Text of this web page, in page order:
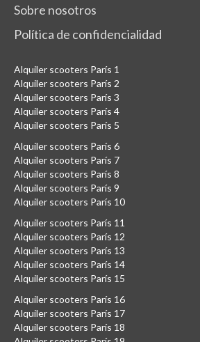
Sobre nosotros
Política de confidencialidad
Alquiler scooters París 1
Alquiler scooters París 2
Alquiler scooters París 3
Alquiler scooters París 4
Alquiler scooters París 5
Alquiler scooters París 6
Alquiler scooters París 7
Alquiler scooters París 8
Alquiler scooters París 9
Alquiler scooters París 10
Alquiler scooters París 11
Alquiler scooters París 12
Alquiler scooters París 13
Alquiler scooters París 14
Alquiler scooters París 15
Alquiler scooters París 16
Alquiler scooters París 17
Alquiler scooters París 18